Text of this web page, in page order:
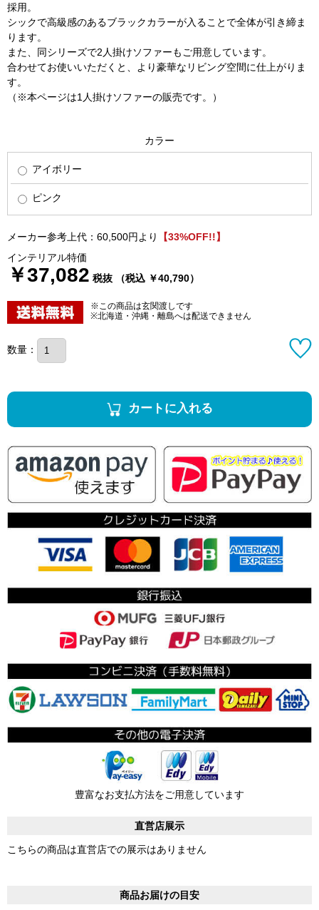
採用。
シックで高級感のあるブラックカラーが入ることで全体が引き締ま
ります。
また、同シリーズで2人掛けソファーもご用意しています。
合わせてお使いいただくと、より豪華なリビング空間に仕上がりま
す。
（※本ページは1人掛けソファーの販売です。）
カラー
アイボリー
ピンク
メーカー参考上代：60,500円より
【33%OFF!!】
インテリアル特価
￥37,082 税抜 （税込 ￥40,790）
※この商品は玄関渡しです
※北海道・沖縄・離島へは配送できません
数量：
カートに入れる
豊富なお支払方法をご用意しています
直営店展示
こちらの商品は直営店での展示はありません
商品お届けの目安